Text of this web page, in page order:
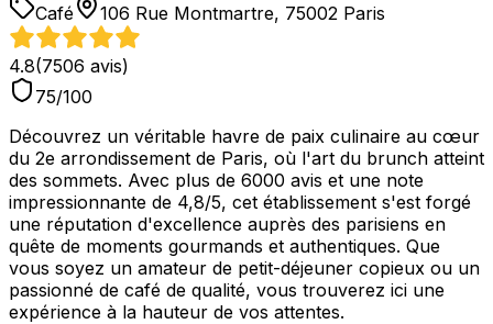
Café 106 Rue Montmartre, 75002 Paris
4.8(7506 avis)
75/100
Découvrez un véritable havre de paix culinaire au cœur
du 2e arrondissement de Paris, où l'art du brunch atteint
des sommets. Avec plus de 6000 avis et une note
impressionnante de 4,8/5, cet établissement s'est forgé
une réputation d'excellence auprès des parisiens en
quête de moments gourmands et authentiques. Que
vous soyez un amateur de petit-déjeuner copieux ou un
passionné de café de qualité, vous trouverez ici une
expérience à la hauteur de vos attentes.